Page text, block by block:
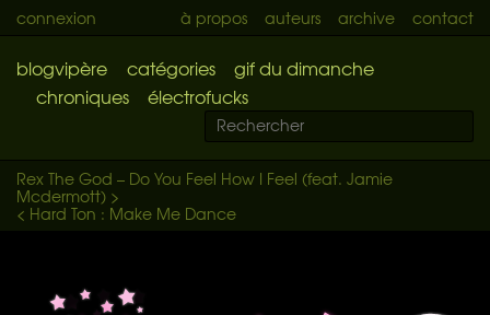
connexion à propos auteurs archive contact
blogvipère catégories
gif du dimanche
chroniques
électrofucks
Rex The God – Do You Feel How I Feel (feat. Jamie
Mcdermott) >
< Hard Ton : Make Me Dance